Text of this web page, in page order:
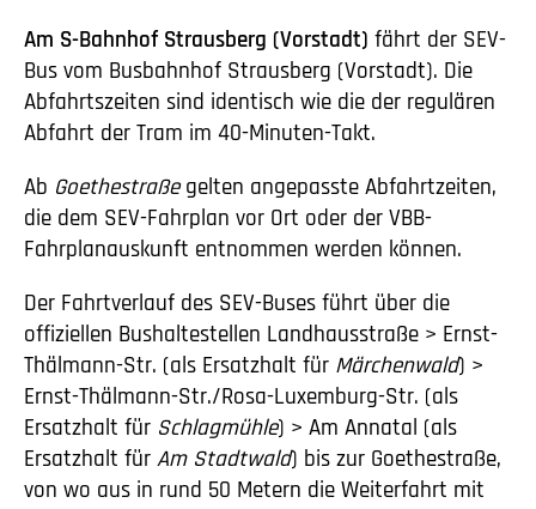
Am S-Bahnhof Strausberg (Vorstadt) fährt der SEV-
Bus vom Busbahnhof Strausberg (Vorstadt). Die
Abfahrtszeiten sind identisch wie die der regulären
Abfahrt der Tram im 40-Minuten-Takt.
Ab Goethestraßegelten angepasste Abfahrtzeiten,
die dem SEV-Fahrplan vor Ort oder der VBB-
Fahrplanauskunft entnommen werden können.
Der Fahrtverlauf des SEV-Buses führt über die
offiziellen Bushaltestellen Landhausstraße > Ernst-
Thälmann-Str. (als Ersatzhalt für Märchenwald) >
Ernst-Thälmann-Str./Rosa-Luxemburg-Str. (als
Ersatzhalt für Schlagmühle) > Am Annatal (als
Ersatzhalt für Am Stadtwald) bis zur Goethestraße,
von wo aus in rund 50 Metern die Weiterfahrt mit